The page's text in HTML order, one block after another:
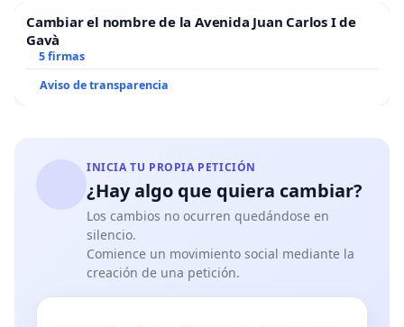
Cambiar el nombre de la Avenida Juan Carlos I de
Gavà
5 firmas
Aviso de transparencia
INICIA TU PROPIA PETICIÓN
¿Hay algo que quiera cambiar?
Los cambios no ocurren quedándose en
silencio.
Comience un movimiento social mediante la
creación de una petición.